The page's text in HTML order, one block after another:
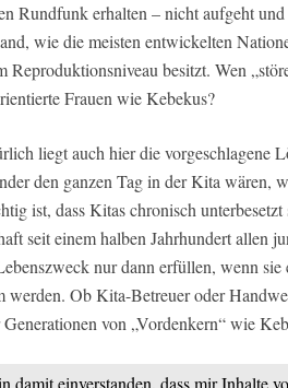
Rundfunk erhalten – nicht aufgeht
wie die meisten entwickelten
Reproduktionsniveau besitzt. Wen
Frauen wie Kebekus?
liegt auch hier die vorgeschlagene
den ganzen Tag in der Kita wären,
ist, dass Kitas chronisch
seit einem halben Jahrhundert allen
nur dann erfüllen, wenn
werden. Ob Kita-Betreuer oder
Generationen von „Vordenkern“ wie
damit einverstanden, dass mir Inhalte